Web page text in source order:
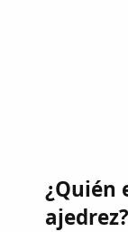
¿Quién
ajedrez?